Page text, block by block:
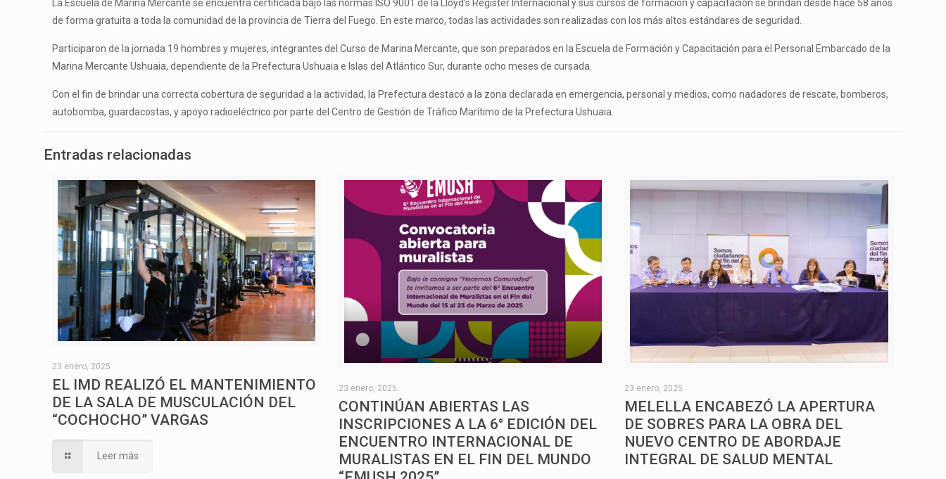
La Escuela de Marina Mercante se encuentra certificada bajo las normas ISO 9001 de la Lloyd’s Register Internacional y sus cursos de formación y capacitación se brindan desde hace 58 años
de forma gratuita a toda la comunidad de la provincia de Tierra del Fuego. En este marco, todas las actividades son realizadas con los más altos estándares de seguridad.
Participaron de la jornada 19 hombres y mujeres, integrantes del Curso de Marina Mercante, que son preparados en la Escuela de Formación y Capacitación para el Personal Embarcado de la
Marina Mercante Ushuaia, dependiente de la Prefectura Ushuaia e Islas del Atlántico Sur, durante ocho meses de cursada.
Con el fin de brindar una correcta cobertura de seguridad a la actividad, la Prefectura destacó a la zona declarada en emergencia, personal y medios, como nadadores de rescate, bomberos,
autobomba, guardacostas, y apoyo radioeléctrico por parte del Centro de Gestión de Tráfico Marítimo de la Prefectura Ushuaia.
Entradas relacionadas
23 enero, 2025
EL IMD REALIZÓ EL MANTENIMIENTO
DE LA SALA DE MUSCULACIÓN DEL
“COCHOCHO” VARGAS
Leer más
23 enero, 2025
CONTINÚAN ABIERTAS LAS
INSCRIPCIONES A LA 6° EDICIÓN DEL
ENCUENTRO INTERNACIONAL DE
MURALISTAS EN EL FIN DEL MUNDO
23 enero, 2025
MELELLA ENCABEZÓ LA APERTURA
DE SOBRES PARA LA OBRA DEL
NUEVO CENTRO DE ABORDAJE
INTEGRAL DE SALUD MENTAL